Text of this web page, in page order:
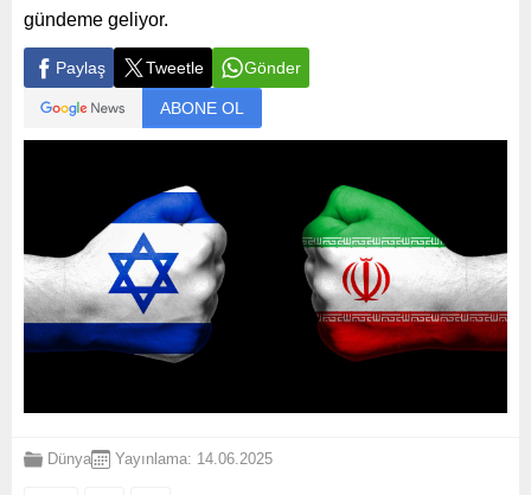
gündeme geliyor.
Paylaş Tweetle Gönder
ABONE OL
Dünya Yayınlama: 14.06.2025